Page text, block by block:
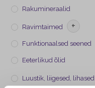
Rakumineraalid
Ravimtaimed +
Funktionaalsed seened
Eeterlikud õlid
Luustik, liigesed, lihased